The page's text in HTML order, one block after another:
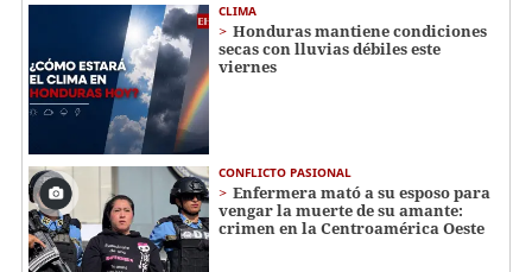
CLIMA
Honduras mantiene condiciones
secas con lluvias débiles este
viernes
CONFLICTO PASIONAL
Enfermera mató a su esposo para
vengar la muerte de su amante:
crimen en la Centroamérica Oeste